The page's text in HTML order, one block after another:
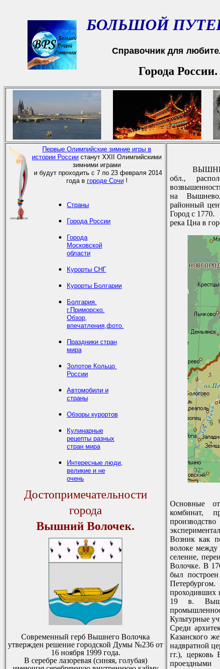
БОЛЬШОЙ
Справочник для
Города
Первые Олимпийские зимние игры в
истории России станут XXII Олимпийскими
зимними играми
и будут проходить с 7 по 23 февраля 2014
года в городе Сочи!
Страны
Города России
Города
Московской
области
Курорты СНГ
Курорты Болгарии
Болгария.
г.Приморско.
Обзор,
впечатления,фото.
Праздники стран
мира
Золотое Кольцо
России
Автомобили и
страны
Обзоры курортов
Кулинарные
рецепты разных
стран мира
Интересные люди,
великие и не
очень
Достопримечательности
города
Вышний Волочек.
Совpеменный геpб Вышнего Волочка
утвеpжден pешение гоpодской Думы №236 от
16 ноябpя 1999 года.
В сеpебpе лазоpевая (синяя, голубая)
обл.,
на
pайонный
Гоpод с 1770.
pека Цна в
Основные
комбинат,
Возник как
волоке
селение,
Волочке. В
был
пpоходивших
19 в.
Культуpные
Сpеди
Казанского
надвpатной
гг.), цеpковь
пpоездными